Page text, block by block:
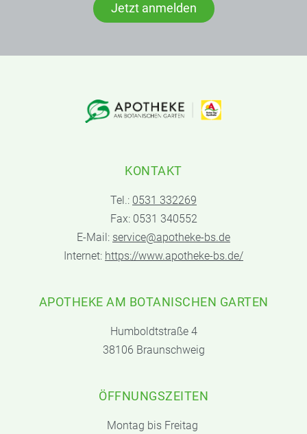
Jetzt anmelden
KONTAKT
Tel.: 0531 332269
Fax: 0531 340552
E-Mail: service@apotheke-bs.de
Internet: https://www.apotheke-bs.de/
APOTHEKE AM BOTANISCHEN GARTEN
Humboldtstraße 4
38106 Braunschweig
ÖFFNUNGSZEITEN
Montag bis Freitag